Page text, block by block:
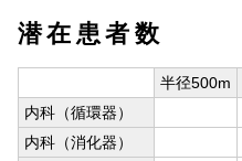
潜在患者数
半径500m
内科（循環器）
内科（消化器）